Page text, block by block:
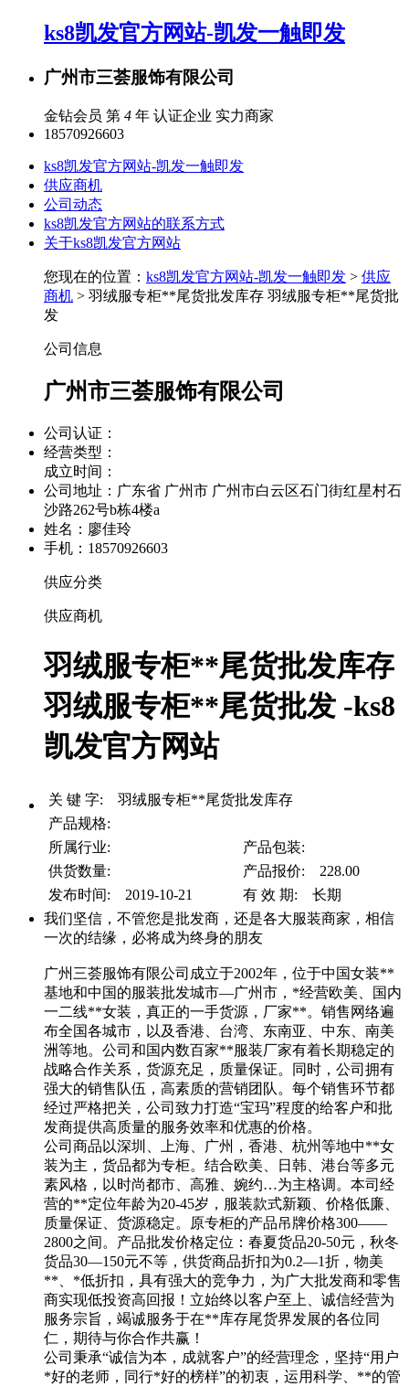
ks8凯发官方网站-凯发一触即发
广州市三荟服饰有限公司
金钻会员 第 4 年 认证企业 实力商家
18570926603
ks8凯发官方网站-凯发一触即发
供应商机
公司动态
ks8凯发官方网站的联系方式
关于ks8凯发官方网站
您现在的位置： ks8凯发官方网站-凯发一触即发 > 供应
商机 > 羽绒服专柜**尾货批发库存 羽绒服专柜**尾货批
发
公司信息
广州市三荟服饰有限公司
公司认证：
经营类型：
成立时间：
公司地址： 广东省 广州市 广州市白云区石门街红星村石
沙路262号b栋4楼a
姓名：廖佳玲
手机：18570926603
供应分类
供应商机
羽绒服专柜**尾货批发库存
羽绒服专柜**尾货批发 -ks8
凯发官方网站
关 键 字: 羽绒服专柜**尾货批发库存
产品规格:
所属行业:
产品包装:
供货数量:
产品报价: 228.00
发布时间: 2019-10-21
有 效 期: 长期
我们坚信，不管您是批发商，还是各大服装商家，相信
一次的结缘，必将成为终身的朋友
广州三荟服饰有限公司成立于2002年，位于中国女装**
基地和中国的服装批发城市—广州市，*经营欧美、国内
一二线**女装，真正的一手货源，厂家**。销售网络遍
布全国各城市，以及香港、台湾、东南亚、中东、南美
洲等地。公司和国内数百家**服装厂家有着长期稳定的
战略合作关系，货源充足，质量保证。同时，公司拥有
强大的销售队伍，高素质的营销团队。每个销售环节都
经过严格把关，公司致力打造“宝玛”程度的给客户和批
发商提供高质量的服务效率和优惠的价格。
公司商品以深圳、上海、广州，香港、杭州等地中**女
装为主，货品都为专柜。结合欧美、日韩、港台等多元
素风格，以时尚都市、高雅、婉约…为主格调。本司经
营的**定位年龄为20-45岁，服装款式新颖、价格低廉、
质量保证、货源稳定。原专柜的产品吊牌价格300——
2800之间。产品批发价格定位：春夏货品20-50元，秋冬
货品30—150元不等，供货商品折扣为0.2—1折，物美
**、*低折扣，具有强大的竞争力，为广大批发商和零售
商实现低投资高回报！立始终以客户至上、诚信经营为
服务宗旨，竭诚服务于在**库存尾货界发展的各位同
仁，期待与你合作共赢！
公司秉承“诚信为本，成就客户”的经营理念，坚持“用户
*好的老师，同行*好的榜样”的初衷，运用科学、**的管